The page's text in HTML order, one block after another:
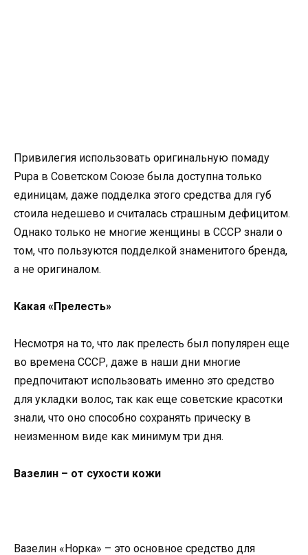
Привилегия использовать оригинальную помаду
Pupa в Советском Союзе была доступна только
единицам, даже подделка этого средства для губ
стоила недешево и считалась страшным дефицитом.
Однако только не многие женщины в СССР знали о
том, что пользуются подделкой знаменитого бренда,
а не оригиналом.
Какая «Прелесть»
Несмотря на то, что лак прелесть был популярен еще
во времена СССР, даже в наши дни многие
предпочитают использовать именно это средство
для укладки волос, так как еще советские красотки
знали, что оно способно сохранять прическу в
неизменном виде как минимум три дня.
Вазелин – от сухости кожи
Вазелин «Норка» – это основное средство для